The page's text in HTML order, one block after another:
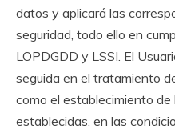
datos y aplicará las
seguridad, todo ello en
LOPDGDD y LSSI. El
seguida en el tratamiento
como el establecimiento
establecidas, en las